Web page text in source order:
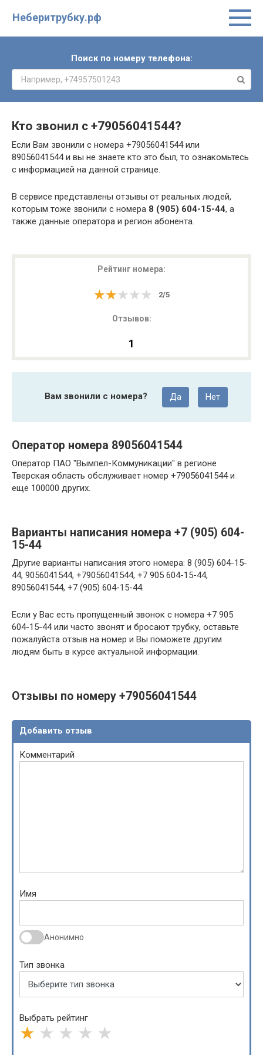
Неберитрубку.рф
Поиск по номеру телефона:
Кто звонил с +79056041544?
Если Вам звонили с номера +79056041544 или
89056041544 и вы не знаете кто это был, то ознакомьтесь
с информацией на данной странице.
В сервисе представлены отзывы от реальных людей,
которым тоже звонили с номера 8 (905) 604-15-44, а
также данные оператора и регион абонента.
Рейтинг номера:
★★★★★
★★★★★ 2/5
Отзывов:
1
Вам звонили с номера? Да Нет
Оператор номера 89056041544
Оператор ПАО "Вымпел-Коммуникации" в регионе
Тверская область обслуживает номер +79056041544 и
еще 100000 других.
Варианты написания номера +7 (905) 604-
15-44
Другие варианты написания этого номера: 8 (905) 604-15-
44, 9056041544, +79056041544, +7 905 604-15-44,
89056041544, +7 (905) 604-15-44.
Если у Вас есть пропущенный звонок с номера +7 905
604-15-44 или часто звонят и бросают трубку, оставьте
пожалуйста отзыв на номер и Вы поможете другим
людям быть в курсе актуальной информации.
Отзывы по номеру +79056041544
Добавить отзыв
Комментарий
Имя
Анонимно
Тип звонка
Выбрать рейтинг
★ ★ ★ ★ ★